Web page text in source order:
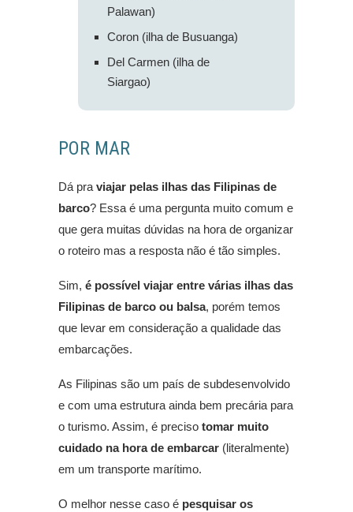
Palawan)
Coron (ilha de Busuanga)
Del Carmen (ilha de
Siargao)
POR MAR
Dá pra viajar pelas ilhas das Filipinas de
barco? Essa é uma pergunta muito comum e
que gera muitas dúvidas na hora de organizar
o roteiro mas a resposta não é tão simples.
Sim, é possível viajar entre várias ilhas das
Filipinas de barco ou balsa, porém temos
que levar em consideração a qualidade das
embarcações.
As Filipinas são um país de subdesenvolvido
e com uma estrutura ainda bem precária para
o turismo. Assim, é preciso tomar muito
cuidado na hora de embarcar (literalmente)
em um transporte marítimo.
O melhor nesse caso é pesquisar os